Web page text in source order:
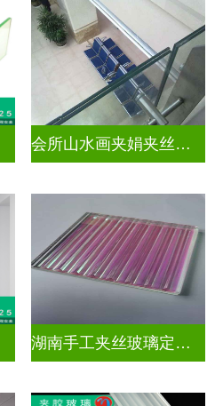
会所山水画夹娟夹丝玻璃
湖南手工夹丝玻璃定制工厂